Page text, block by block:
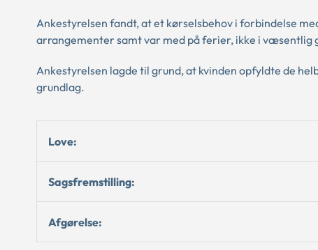
Ankestyrelsen fandt, at et kørselsbehov i forbindelse
arrangementer samt var med på ferier, ikke i
Ankestyrelsen lagde til grund, at kvinden opfyldte de
grundlag.
Love:
Sagsfremstilling:
Afgørelse: